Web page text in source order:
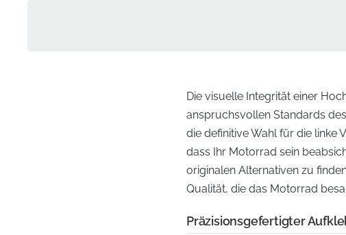
Die visuelle Integrität einer
anspruchsvollen Standards
die definitive Wahl für die linke
dass Ihr Motorrad sein
originalen Alternativen zu
Qualität, die das Motorrad
Präzisionsgefertigter